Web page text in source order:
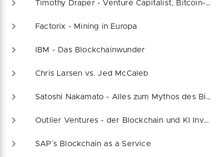
Timothy Draper - Venture Capitalist, Bitcoin-Bulle und Bildungsmäzen
Factorix - Mining in Europa
IBM - Das Blockchainwunder
Chris Larsen vs. Jed McCaleb
Satoshi Nakamato - Alles zum Mythos des Bitcoin Urhebers
Outlier Ventures - der Blockchain und KI Investor
SAP´s Blockchain as a Service